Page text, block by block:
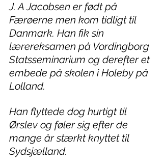
J. A Jacobsen er født på
Færøerne men kom tidligt til
Danmark. Han fik sin
lærereksamen på Vordingborg
Statsseminarium og derefter et
embede på skolen i Holeby på
Lolland.
Han flyttede dog hurtigt til
Ørslev og føler sig efter de
mange år stærkt knyttet til
Sydsjælland.